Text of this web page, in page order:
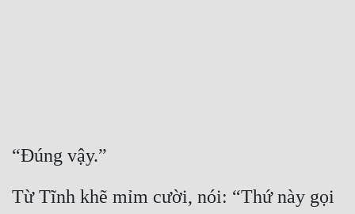
Cung Đấu
“Đúng vậy.”
Từ Tĩnh khẽ mỉm cười, nói: “Thứ này gọi